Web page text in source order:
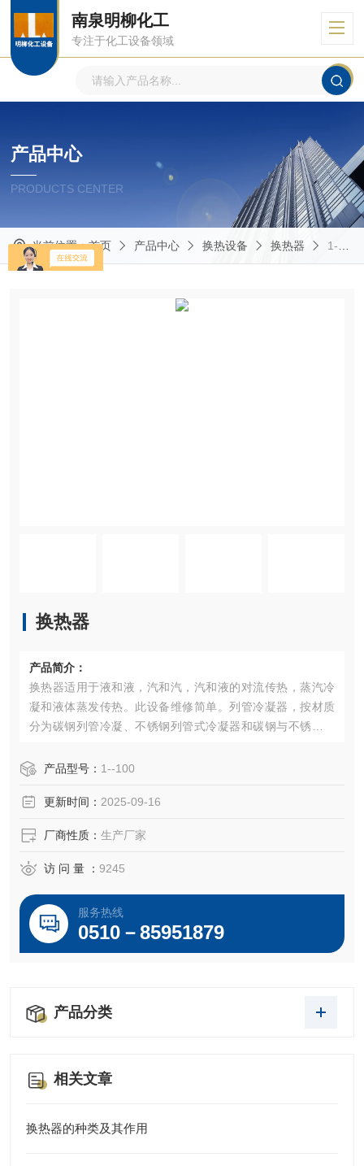
南泉明柳化工
专注于化工设备领域
产品中心
PRODUCTS CENTER
当前位置：首页 产品中心 换热设备 换热器 1--100换热器
换热器
产品简介：
换热器适用于液和液，汽和汽，汽和液的对流传热，蒸汽冷
凝和液体蒸发传热。此设备维修简单。列管冷凝器，按材质
分为碳钢列管冷凝、不锈钢列管式冷凝器和碳钢与不锈钢混
式，按结构分为单管程、双管程和多管程。传热面积0.5-300
产品型号： 1--100
更新时间： 2025-09-16
厂商性质： 生产厂家
访 问 量 ： 9245
服务热线
0510－85951879
产品分类
相关文章
换热器的种类及其作用